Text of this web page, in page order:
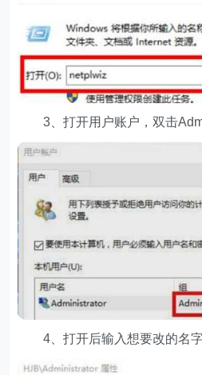
3、打开用户账户，双击
4、打开后输入想要改的名字